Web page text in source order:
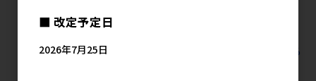
1,027円
すべてのドギーマンハヤシの人気商品を見る
■ 改定予定日
2026年7月25日